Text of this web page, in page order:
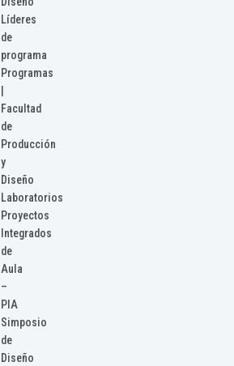
Líderes
de
programa
Programas
Facultad
de
Producción
y
Diseño
Laboratorios
Proyectos
Integrados
de
Aula
–
PIA
Simposio
de
Diseño